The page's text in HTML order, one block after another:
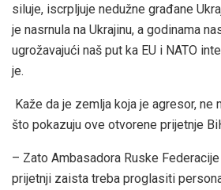
siluje, iscrpljuje nedužne građane
je nasrnula na Ukrajinu, a godinama
ugrožavajući naš put ka EU i NATO
je.
Kaže da je zemlja koja je agresor, ne
što pokazuju ove otvorene prijetnje
– Zato Ambasadora Ruske
prijetnji zaista treba proglasiti